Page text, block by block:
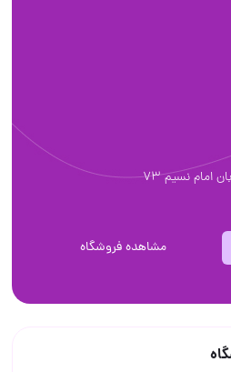
امام نسيم ٧٣
مشاهده فروشگاه